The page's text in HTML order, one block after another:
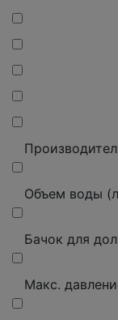
Объем воды
Бачок для
Макс.